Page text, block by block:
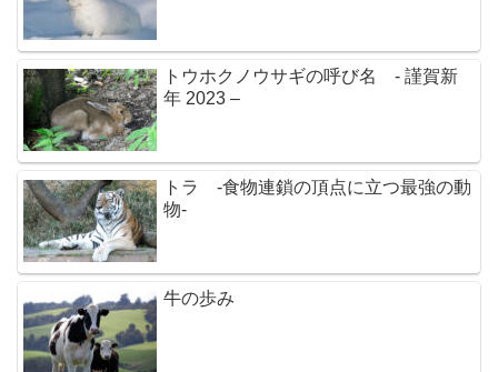
トウホクノウサギの呼び名 - 謹賀新
年 2023 –
トラ -食物連鎖の頂点に立つ最強の動
物-
牛の歩み